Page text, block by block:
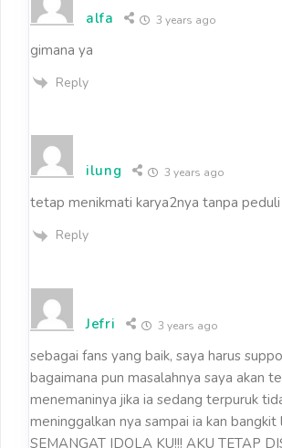
alfa 3 years ago
gimana ya
Reply
ilung 3 years ago
tetap menikmati karya2nya tanpa
Reply
Jefri 3 years ago
sebagai fans yang baik, saya harus
bagaimana pun masalahnya saya akan
menemaninya jika ia sedang terpuruk
meninggalkan nya sampai ia kan bangkit
SEMANGAT IDOLA KU!!! AKU TETAP